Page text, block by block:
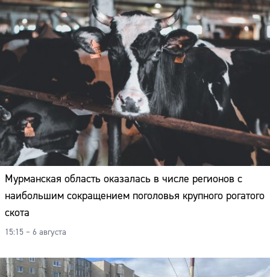
Мурманская область оказалась в числе регионов с
наибольшим сокращением поголовья крупного рогатого
скота
15:15 – 6 августа